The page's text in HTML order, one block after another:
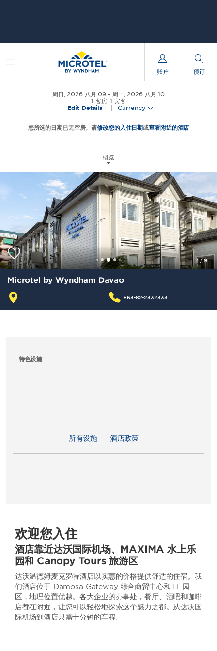
账户 预订
周日, 2026 八月 09
周一, 2026 八月 10
1 客房,1 宾客
Edit Details
Currency
您所选的日期已无空房。请修改您的入住日期或查看附近的酒店
概览
1/9
Microtel by Wyndham Davao
+63-82-2332333
特色设施
所有设施 酒店政策
欢迎您入住
酒店靠近达沃国际机场、MAXIMA 水上乐
园和 Canopy Tours 旅游区
达沃温德姆麦克罗特酒店以实惠的价格提供舒适的住宿。我
们酒店位于 Damosa Gateway 综合商贸中心和 IT 园
区，地理位置优越。各大企业的办事处，餐厅、酒吧和咖啡
店都在附近，让您可以轻松地探索这个魅力之都。从达沃国
际机场到酒店只需十分钟的车程。